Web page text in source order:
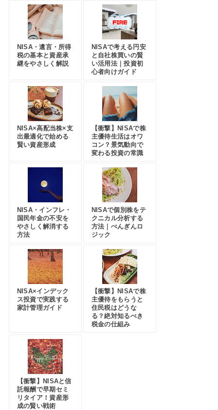
NISA・遺言・所得
税の基本と資産承
継をやさしく解説
NISAで考える円安
と自社株買いの賢
い活用法｜投資初
心者向けガイド
NISA×高配当株×支
出最適化で始める
賢い資産形成
【衝撃】NISAで株
主優待生活はオワ
コン？景気動向で
変わる投資の常識
NISA・インフレ・
国民年金の不安を
やさしく解消する
方法
NISAで個別株をテ
クニカル分析する
方法｜ぺんぎんロ
ジック
NISA×インデック
ス投資で実践する
家計管理ガイド
【衝撃】NISAで株
主優待をもらうと
住民税はどうな
る？絶対知るべき
税金の仕組み
【衝撃】NISAと信
託報酬で早期セミ
リタイア！資産形
成の賢い戦術